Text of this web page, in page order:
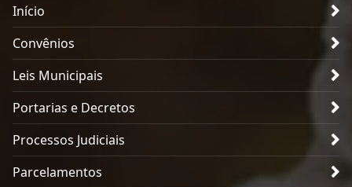
Início
Convênios
Leis Municipais
Portarias e Decretos
Processos Judiciais
Parcelamentos